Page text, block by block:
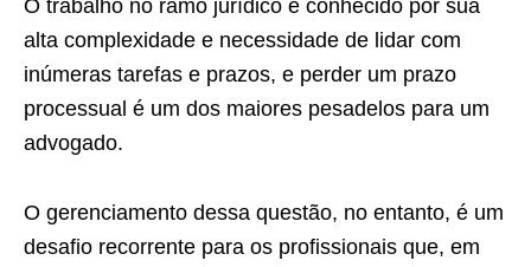
O trabalho no ramo jurídico é conhecido por sua
alta complexidade e necessidade de lidar com
inúmeras tarefas e prazos, e perder um prazo
processual é um dos maiores pesadelos para um
advogado.
O gerenciamento dessa questão, no entanto, é um
desafio recorrente para os profissionais que, em